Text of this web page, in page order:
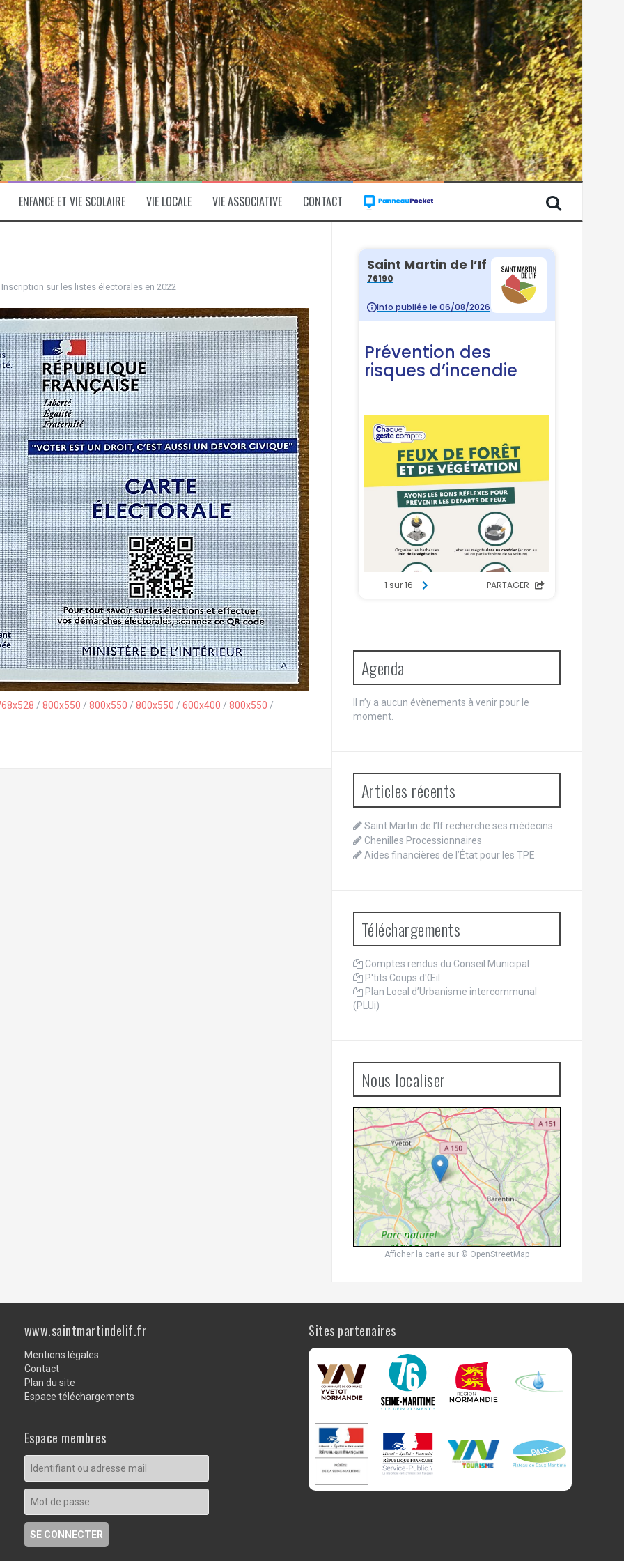
ENFANCE ET VIE SCOLAIRE VIE LOCALE VIE ASSOCIATIVE CONTACT
Inscription sur les listes électorales en 2022
/ 800x550 / 800x550 / 800x550 / 600x400 / 800x550 /
Agenda
Il n’y a aucun évènements à venir pour le
moment.
Articles récents
Saint Martin de l’If recherche ses médecins
Chenilles Processionnaires
Aides financières de l’État pour les TPE
Téléchargements
Comptes rendus du Conseil Municipal
P'tits Coups d'Œil
Plan Local d’Urbanisme intercommunal
(PLUi)
Nous localiser
Afficher la cartesur © OpenStreetMap
www.saintmartindelif.fr
Mentions légales
Contact
Plan du site
Espace téléchargements
Espace membres
Sites partenaires